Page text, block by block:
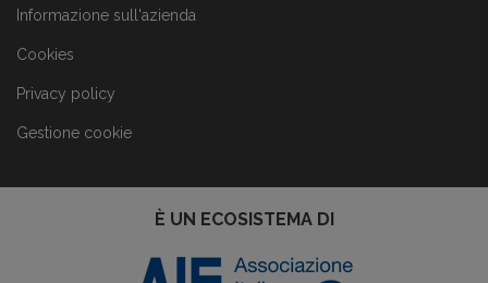
Informazione sull'azienda
Cookies
Privacy policy
Gestione cookie
È UN ECOSISTEMA DI